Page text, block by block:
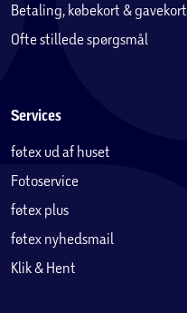
Betaling, købekort & gavekort
Ofte stillede spørgsmål
Services
føtex ud af huset
Fotoservice
føtex plus
føtex nyhedsmail
Klik & Hent